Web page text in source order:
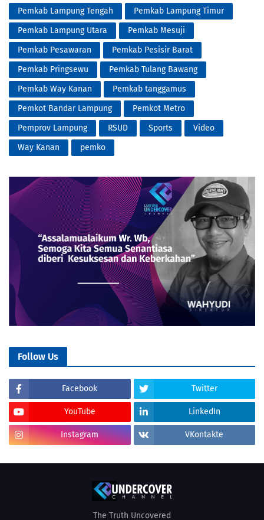
Pemkab Lampung Tengah
Pemkab Lampung Timur
Pemkab Lampung Utara
Pemkab Mesuji
Pemkab Pesawaran
Pemkab Pesisir Barat
Pemkab Pringsewu
Pemkab Tulang Bawang
Pemkab Way Kanan
Pemkab tanggamus
Pemkot Bandar Lampung
Pemkot Metro
Pemprov Lampung
RSUD Sports
Video
Way Kanan
pemko
Follow Us
Facebook Twitter
YouTube LinkedIn
Instagram VKontakte
The Truth Uncovered